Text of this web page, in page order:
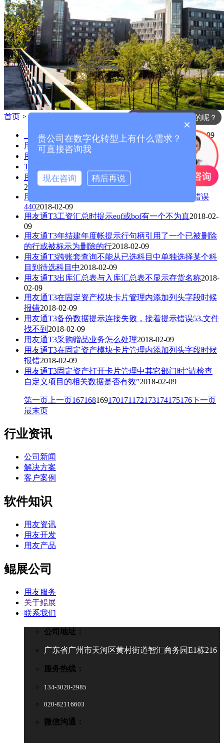
首页 >知识库
【T+重要提示】日期不在业务期间范围内！2018-02-09
用友T+12.1审批流的运用2018-02-09
用友T+ 12.3 扩展自定义项新应用
T+物流公司业务流程
用友通T3年结时报错误：多步OLEDB操作产生错误
2018-02-09
用友通T3填制凭证的时候报错：3021后，然后是错误
4402018-02-09
用友通T3工资汇总时提示eof或bof有一个不为真2018-02-
09
用友通T3年结建年度帐提示行句柄引用了一个已被删除
的行或被标示为删除的行2018-02-09
用友通T3跨账套查询不能从已选科目中单独选择某个科
目到待选科目中2018-02-09
用友通T3出库汇总表与入库汇总表不显示存货名称2018-
02-09
用友通T3在固定资产模块卡片管理内添加列头字段时候
报错2018-02-09
用友通T3备份数据提示连接失败，接着提示错误53,文件
找不到 2018-02-09
用友通T3采购赠品业务怎么处理2018-02-09
用友通T3在固定资产模块卡片管理内添加列头字段时候
报错2018-02-09
用友通T3固定资产打开卡片管理中其它部门时“请检查
自定义项目的相关数据是否有效”2018-02-09
第一页 上一页167168169170171 172173174175176下一页
最末页
行业资讯
公司新闻
解决方案
客户案例
软件知识
用友资讯
用友开发
用友产品
鲲展公司
用友服务
关于鲲展
联系我们
公司地址：
广东省广州市天河区黄村街道智汇商务园E1栋216
服务热线：
134-3028-2985
020-82116603
微信沟通：
你们是怎么收费的呢？
×
贵公司在数字化转型上有什么需求？
可直接咨询我
现在咨询 稍后再说